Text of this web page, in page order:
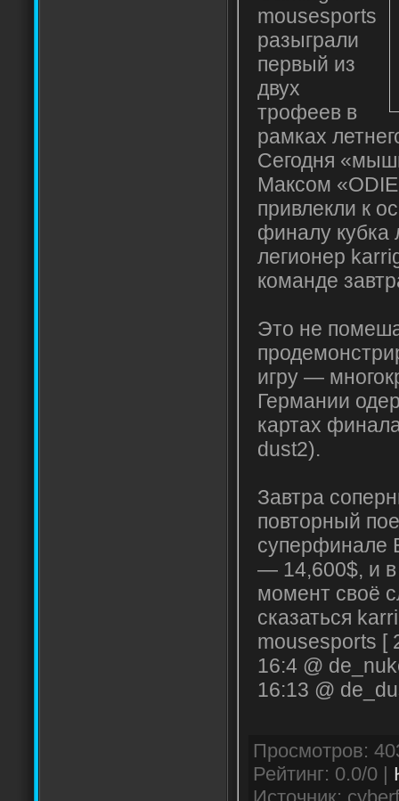
mousesports
разыграли
первый из
двух
трофеев в
рамках
Сегодня
Максом
привлекли к
финалу кубка
легионер
команде
Это не
игру —
Германии
картах
dust2).
Завтра
повторный
суперфинале
— 14,600$, и в
момент своё
сказаться
mousesports [
16:4 @
16:13 @
Рейтинг: 0.0/0 |
Источник: